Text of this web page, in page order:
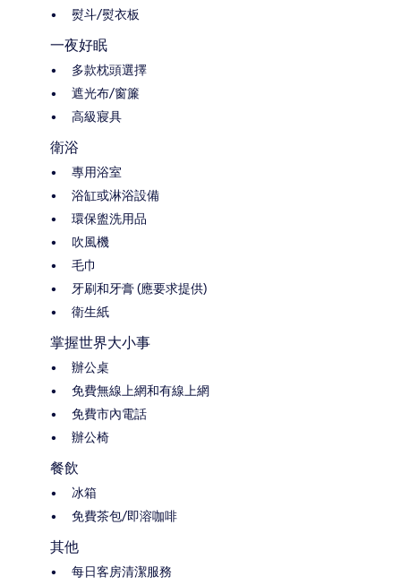
熨斗/熨衣板
一夜好眠
多款枕頭選擇
遮光布/窗簾
高級寢具
衛浴
專用浴室
浴缸或淋浴設備
環保盥洗用品
吹風機
毛巾
牙刷和牙膏 (應要求提供)
衛生紙
掌握世界大小事
辦公桌
免費無線上網和有線上網
免費市內電話
辦公椅
餐飲
冰箱
免費茶包/即溶咖啡
其他
每日客房清潔服務